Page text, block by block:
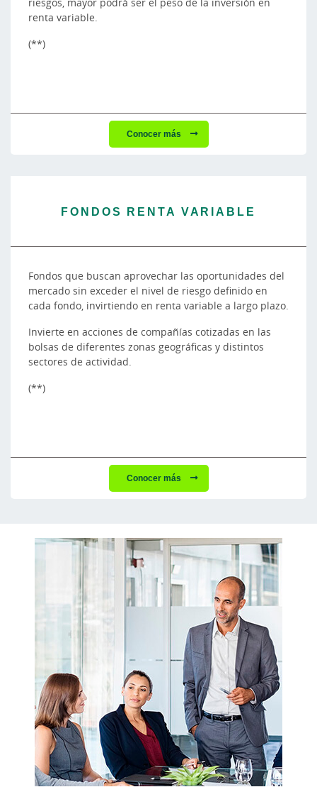
renta variable.
(**)
Conocer más
FONDOS RENTA VARIABLE
Fondos que buscan aprovechar las oportunidades del
mercado sin exceder el nivel de riesgo definido en
cada fondo, invirtiendo en renta variable a largo plazo.
Invierte en acciones de compañías cotizadas en las
bolsas de diferentes zonas geográficas y distintos
sectores de actividad.
(**)
Conocer más